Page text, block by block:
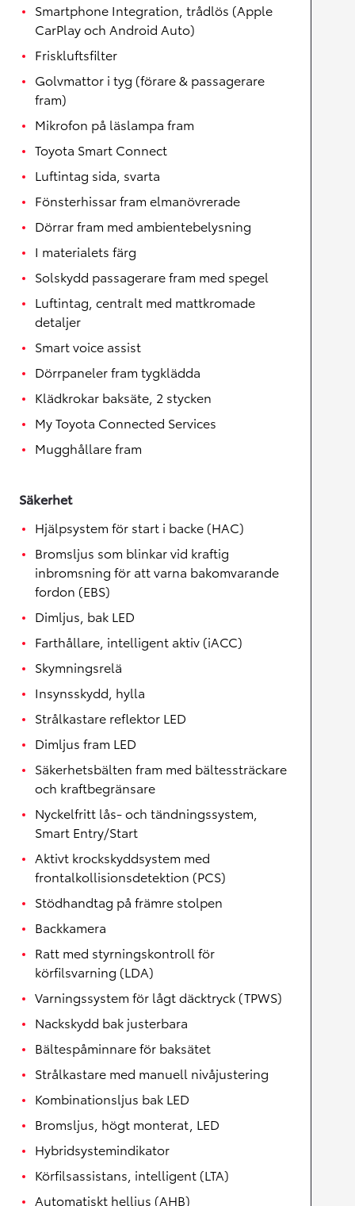
Smartphone Integration, trådlös (Apple
CarPlay och Android Auto)
Friskluftsfilter
Golvmattor i tyg (förare & passagerare
fram)
Mikrofon på läslampa fram
Toyota Smart Connect
Luftintag sida, svarta
Fönsterhissar fram elmanövrerade
Dörrar fram med ambientebelysning
I materialets färg
Solskydd passagerare fram med spegel
Luftintag, centralt med mattkromade
detaljer
Smart voice assist
Dörrpaneler fram tygklädda
Klädkrokar baksäte, 2 stycken
My Toyota Connected Services
Mugghållare fram
Säkerhet
Hjälpsystem för start i backe (HAC)
Bromsljus som blinkar vid kraftig
inbromsning för att varna bakomvarande
fordon (EBS)
Dimljus, bak LED
Farthållare, intelligent aktiv (iACC)
Skymningsrelä
Insynsskydd, hylla
Strålkastare reflektor LED
Dimljus fram LED
Säkerhetsbälten fram med bältessträckare
och kraftbegränsare
Nyckelfritt lås- och tändningssystem,
Smart Entry/Start
Aktivt krockskyddsystem med
frontalkollisionsdetektion (PCS)
Stödhandtag på främre stolpen
Backkamera
Ratt med styrningskontroll för
körfilsvarning (LDA)
Varningssystem för lågt däcktryck (TPWS)
Nackskydd bak justerbara
Bältespåminnare för baksätet
Strålkastare med manuell nivåjustering
Kombinationsljus bak LED
Bromsljus, högt monterat, LED
Hybridsystemindikator
Körfilsassistans, intelligent (LTA)
Automatiskt helljus (AHB)